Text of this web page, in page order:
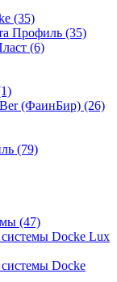
(35)
Профиль (35)
(6)
(ФаинБир) (26)
(79)
(47)
Docke Lux
Docke